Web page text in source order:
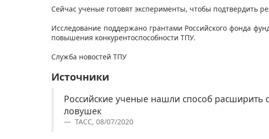
Сейчас ученые готовят эксперименты, чтобы подтвердить
Исследование поддержано грантами Российского фонда
повышения конкурентоспособности ТПУ. ​
Служба новостей ТПУ ​​​​
Источники
Российские ученые нашли способ расширить
ловушек
ТАСС, 08/07/2020